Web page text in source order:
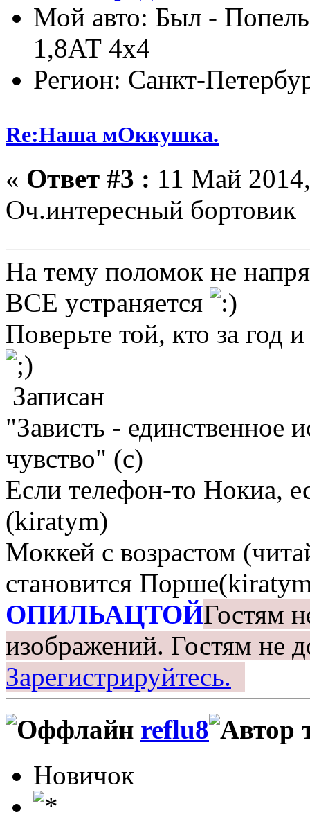
Мой авто: Был -
1,8АТ 4х4
Регион: Санкт-
Re:Наша мОккушка.
« Ответ #3 : 11 Май
Оч.интересный бортовик
На тему поломок не
ВСЕ устраняется
Поверьте той, кто за год
Записан
"Зависть - единственное
чувство" (с)
Если телефон-то Нокиа,
(kiratym)
Моккей с возрастом
становится
ОПИЛЬАЦТОЙГостям
изображений. Гостям не
Зарегистрируйтесь.
reflu8
Новичок